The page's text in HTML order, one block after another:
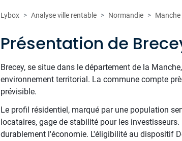
Lybox Analyse ville rentable Normandie Manche
Présentation de
Brecey, se situe dans le département de la
environnement territorial. La commune compte
prévisible.
Le profil résidentiel, marqué par une population
locataires, gage de stabilité pour les
durablement l'économie. L'éligibilité au dispositif